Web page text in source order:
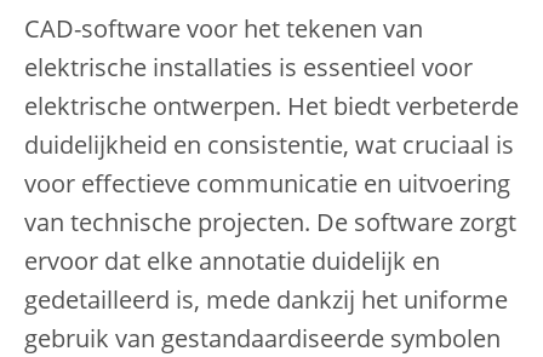
CAD-software voor het tekenen van
elektrische installaties is essentieel voor
elektrische ontwerpen. Het biedt verbeterde
duidelijkheid en consistentie, wat cruciaal is
voor effectieve communicatie en uitvoering
van technische projecten. De software zorgt
ervoor dat elke annotatie duidelijk en
gedetailleerd is, mede dankzij het uniforme
gebruik van gestandaardiseerde symbolen